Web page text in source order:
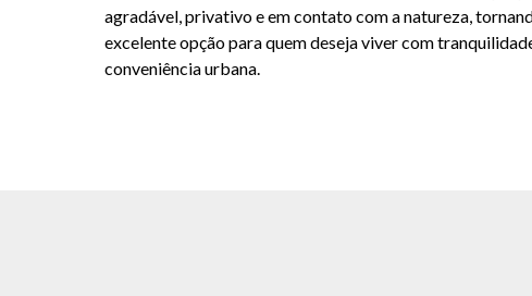
agradável, privativo e em contato com a natureza,
excelente opção para quem deseja viver com
conveniência urbana.